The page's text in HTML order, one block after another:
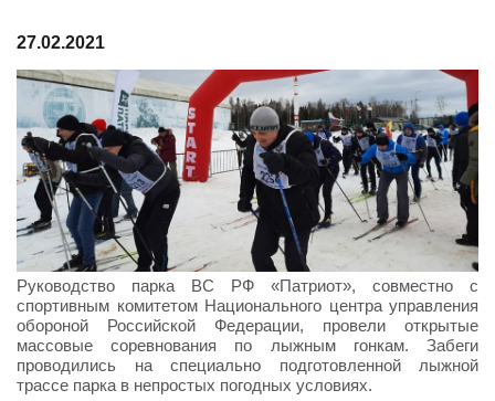
27.02.2021
Руководство парка ВС РФ «Патриот», совместно с
спортивным комитетом Национального центра управления
обороной Российской Федерации, провели открытые
массовые соревнования по лыжным гонкам. Забеги
проводились на специально подготовленной лыжной
трассе парка в непростых погодных условиях.